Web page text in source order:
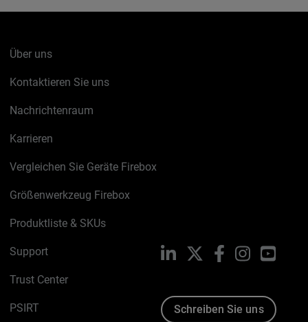
Über uns
Kontaktieren Sie uns
Nachrichtenraum
Karrieren
Vergleichen Sie Geräte Firebox
Größenwerkzeug Firebox
Produktliste & SKUs
Support
Trust Center
PSIRT
LinkedIn FacebookInstagram
Schreiben Sie uns